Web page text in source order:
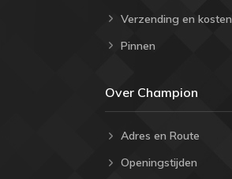
Verzending en kosten
Pinnen
Over Champion
Adres en Route
Openingstijden